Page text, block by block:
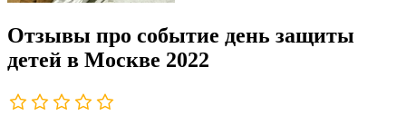
Отзывы про событие день защиты
детей в Москве 2022